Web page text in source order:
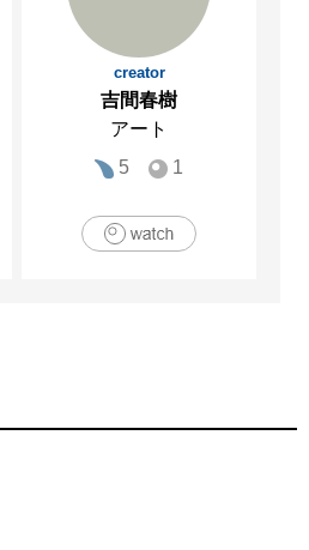
creator
吉間春樹
アート
5
1